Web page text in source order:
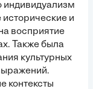
индивидуализм
и
восприятие
Также была
культурных
контексты